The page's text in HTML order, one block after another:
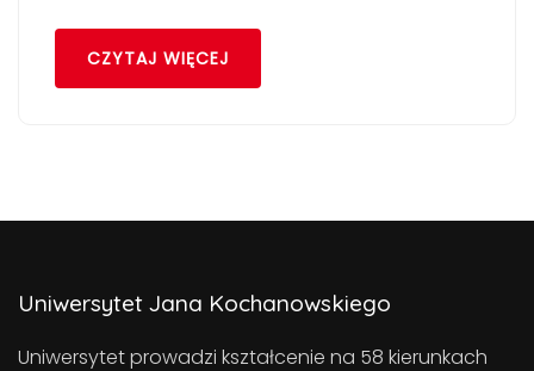
CZYTAJ WIĘCEJ
Uniwersytet Jana Kochanowskiego
Uniwersytet prowadzi kształcenie na 58 kierunkach